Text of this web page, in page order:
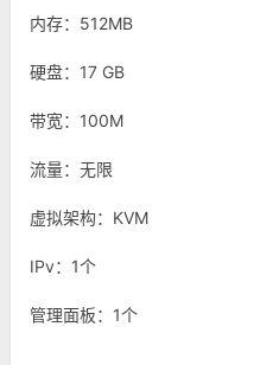
内存：512MB
硬盘：17 GB
带宽：100M
流量：无限
虚拟架构：KVM
IPv：1个
管理面板：1个